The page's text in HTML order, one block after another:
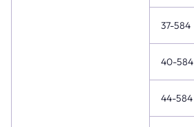
37-584
40-584
44-584